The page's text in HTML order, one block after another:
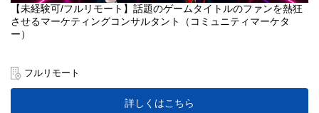
【未経験可/フルリモート】話題のゲームタイトルのファンを熱狂
させるマーケティングコンサルタント（コミュニティマーケタ
ー）
ミュニティに特化】した専門チーム「Doux（ドゥ）」で、『JoB
ではなくGameをする、マーケティングコンサルタント/コミュニ
ティマーケター』を募集します！
フルリモート
詳しくはこちら